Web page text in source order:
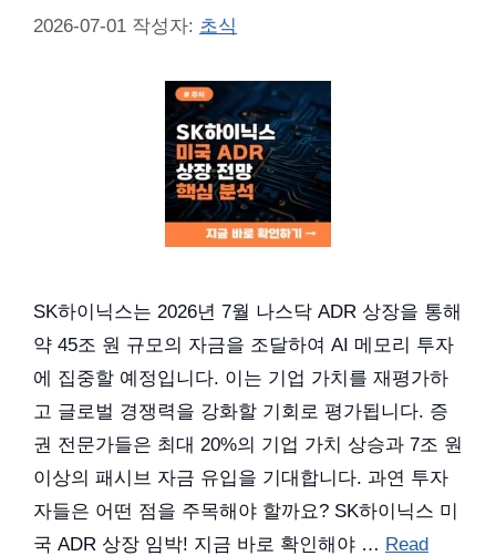
2026-07-01 작성자: 초식
SK하이닉스는 2026년 7월 나스닥 ADR 상장을 통해
약 45조 원 규모의 자금을 조달하여 AI 메모리 투자
에 집중할 예정입니다. 이는 기업 가치를 재평가하
고 글로벌 경쟁력을 강화할 기회로 평가됩니다. 증
권 전문가들은 최대 20%의 기업 가치 상승과 7조 원
이상의 패시브 자금 유입을 기대합니다. 과연 투자
자들은 어떤 점을 주목해야 할까요? SK하이닉스 미
국 ADR 상장 임박! 지금 바로 확인해야 … Read